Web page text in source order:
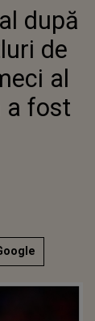
22 DE
SLAM?
A
după
de
al
a fost